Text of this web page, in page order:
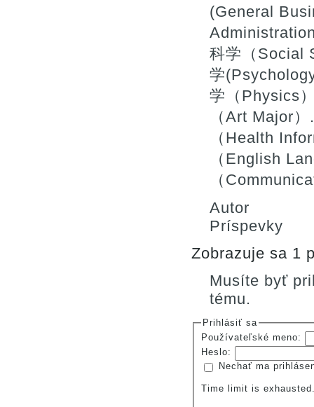
(General
科学（Social
学
学（Physics
（Art Major
（Health
（English
（
Autor
Príspevky
Zobrazuje sa 1
Musíte byť
tému.
Prihlásiť sa
Používateľské meno:
Heslo:
Nechať ma
Time limit is